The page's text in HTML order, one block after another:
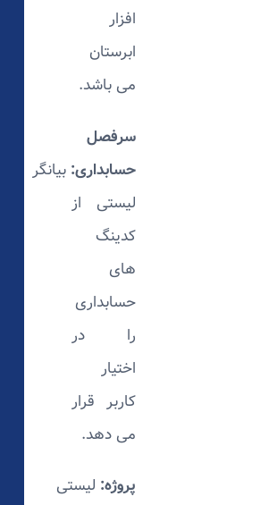
افزار
ابرستان
می باشد.
سرفصل
حسابداری:بیانگر
لیستی از
کدینگ
های
حسابداری
را در
اختیار
کاربر قرار
می دهد.
پروژه:لیستی